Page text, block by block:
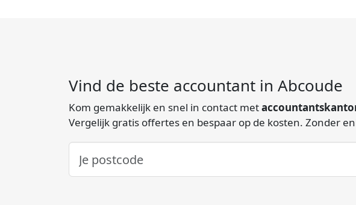
Vind de beste accountant in Abcoude
Kom gemakkelijk en snel in contact met
Vergelijk gratis offertes en bespaar op de kosten. Zonder